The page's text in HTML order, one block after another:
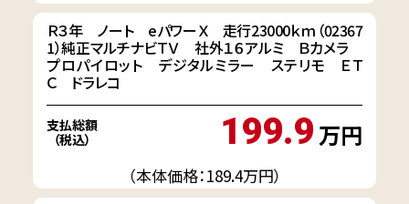
Ｒ３年 ノート eパワーＸ 走行23000ｋｍ（02367
1）純正マルチナビＴＶ 社外１６アルミ Ｂカメラ
プロパイロット デジタルミラー ステリモ ＥＴ
Ｃ ドラレコ
支払総額
（税込）
199.9万円
（本体価格：189.4万円）